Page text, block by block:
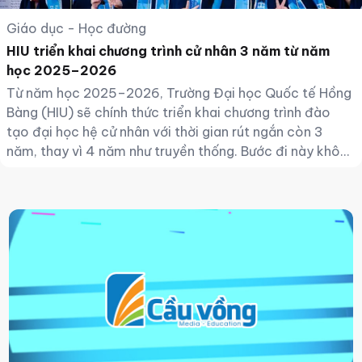
Giáo dục - Học đường
HIU triển khai chương trình cử nhân 3 năm từ năm
học 2025–2026
Từ năm học 2025–2026, Trường Đại học Quốc tế Hồng
Bàng (HIU) sẽ chính thức triển khai chương trình đào
tạo đại học hệ cử nhân với thời gian rút ngắn còn 3
năm, thay vì 4 năm như truyền thống. Bước đi này không
các doanh nghiệp ngày càng ưu tiên năng lực thực tiễn
và kỹ năng làm việc hơn là thời lượng đào tạo.